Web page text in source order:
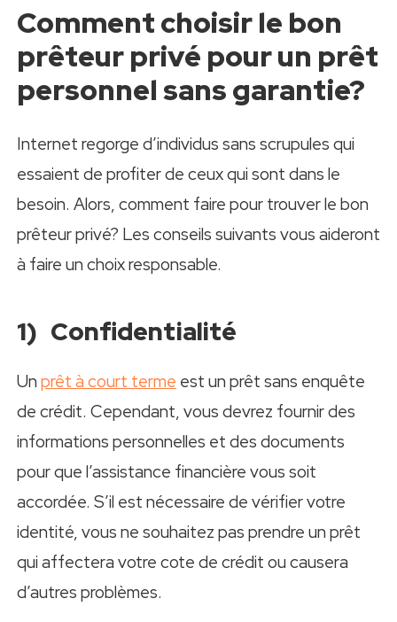
Comment choisir le bon
prêteur privé pour un prêt
personnel sans garantie?
Internet regorge d’individus sans scrupules qui
essaient de profiter de ceux qui sont dans le
besoin. Alors, comment faire pour trouver le bon
prêteur privé? Les conseils suivants vous aideront
à faire un choix responsable.
1) Confidentialité
Un prêt à court terme est un prêt sans enquête
de crédit. Cependant, vous devrez fournir des
informations personnelles et des documents
pour que l’assistance financière vous soit
accordée. S’il est nécessaire de vérifier votre
identité, vous ne souhaitez pas prendre un prêt
qui affectera votre cote de crédit ou causera
d’autres problèmes.